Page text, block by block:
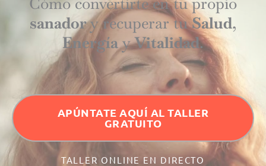
sanadory recuperar tuSalud,
EnergíayVitalidad.
APÚNTATE AQUÍ AL TALLER
GRATUITO
TALLER ONLINE EN DIRECTO